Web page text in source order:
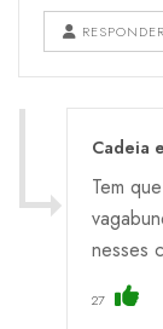
RESPONDER
Cadeia
Tem
nesses
27